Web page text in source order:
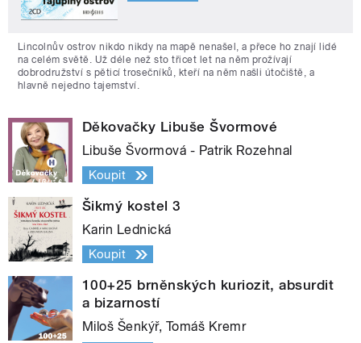
Lincolnův ostrov nikdo nikdy na mapě nenašel, a přece ho znají lidé
na celém světě. Už déle než sto třicet let na něm prožívají
dobrodružství s pěticí trosečníků, kteří na něm našli útočiště, a
hlavně nejedno tajemství.
Děkovačky Libuše Švormové
Libuše Švormová - Patrik Rozehnal
Koupit
Šikmý kostel 3
Karin Lednická
Koupit
100+25 brněnských kuriozit, absurdit
a bizarností
Miloš Šenkýř, Tomáš Kremr